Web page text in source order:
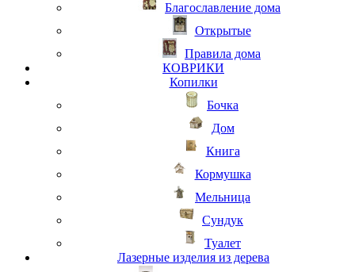
Благославление дома
Открытые
Правила дома
КОВРИКИ
Копилки
Бочка
Дом
Книга
Кормушка
Мельница
Сундук
Туалет
Лазерные изделия из дерева